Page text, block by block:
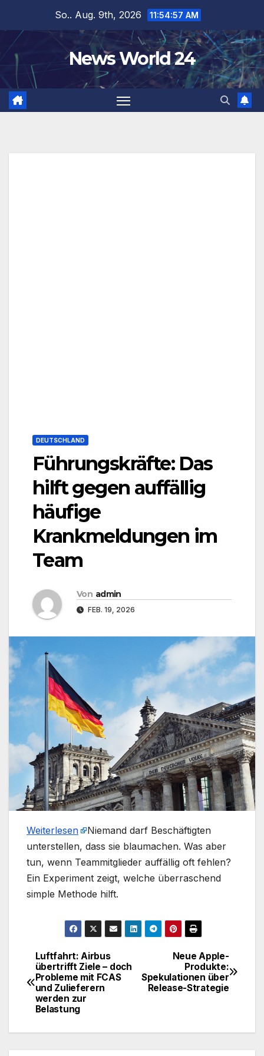
springen
So.. Aug. 9th, 2026 11:54:57 AM
News World 24
DEUTSCHLAND
Führungskräfte: Das
hilft gegen auffällig
häufige
Krankmeldungen im
Team
Von admin
FEB. 19, 2026
Weiterlesen
​Niemand darf Beschäftigten
unterstellen, dass sie blaumachen. Was aber
tun, wenn Teammitglieder auffällig oft fehlen?
Ein Experiment zeigt, welche überraschend
simple Methode hilft.
BeitragsnavigationNeue Apple-
Produkte:
Spekulationen über
Release-Strategie
Luftfahrt: Airbus
übertrifft Ziele – doch
Probleme mit FCAS
und Zulieferern
werden zur
Belastung